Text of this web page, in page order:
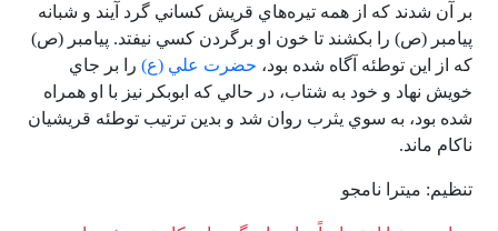
بر آن شدند كه از همه تيره‌هاي قريش كساني گرد آيند و شبانه
پيامبر (‌ص) را بكشند تا خون او برگردن كسي نيفتد. پيامبر (ص)
كه از اين توطئه آگاه شده بود، حضرت علي (ع)را بر جاي
خويش نهاد و خود به شتاب، در حالي كه ابوبكر نيز با او همراه
شده بود، به سوي يثرب روان شد و بدین ترتیب توطئه قریشیان
ناکام ماند.
تنظیم: میترا نامجو